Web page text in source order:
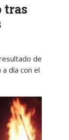
tras
de
día con el